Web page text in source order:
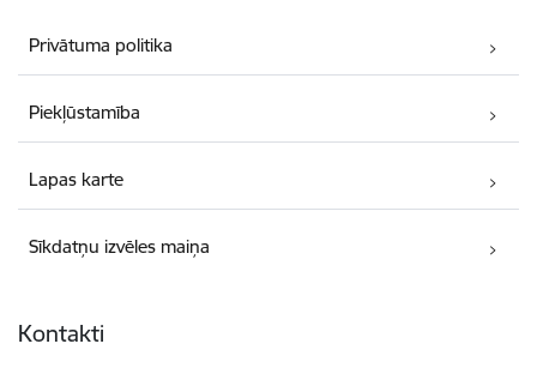
Privātuma politika
Piekļūstamība
Lapas karte
Sīkdatņu izvēles maiņa
Kontakti